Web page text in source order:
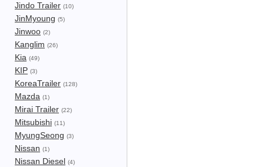
Jindo Trailer (10)
JinMyoung (5)
Jinwoo (2)
Kanglim (26)
Kia (49)
KIP (3)
KoreaTrailer (128)
Mazda (1)
Mirai Trailer (22)
Mitsubishi (11)
MyungSeong (3)
Nissan (1)
Nissan Diesel (4)